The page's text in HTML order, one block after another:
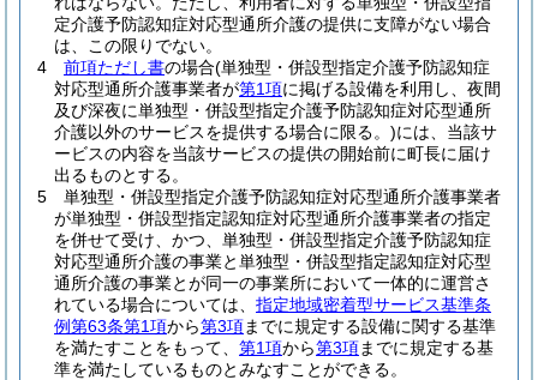
定介護予防認知症対応型通所介護の提供に支障がない場合
は、この限りでない。
4
前項ただし書の場合(単独型・併設型指定介護予防認知症
対応型通所介護事業者が第1項に掲げる設備を利用し、夜間
及び深夜に単独型・併設型指定介護予防認知症対応型通所
介護以外のサービスを提供する場合に限る。)には、当該サ
ービスの内容を当該サービスの提供の開始前に町長に届け
出るものとする。
5
単独型・併設型指定介護予防認知症対応型通所介護事業者
が単独型・併設型指定認知症対応型通所介護事業者の指定
を併せて受け、かつ、単独型・併設型指定介護予防認知症
対応型通所介護の事業と単独型・併設型指定認知症対応型
通所介護の事業とが同一の事業所において一体的に運営さ
れている場合については、 指定地域密着型サービス基準条
例第63条第1項から第3項までに規定する設備に関する基準
を満たすことをもって、 第1項から第3項までに規定する基
準を満たしているものとみなすことができる。